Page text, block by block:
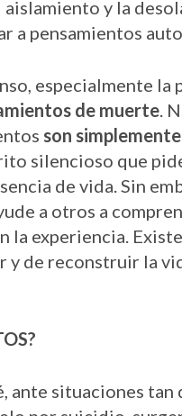
y la
a pensamientos
especialmente la
de muerte .
son
silencioso que
de vida. Sin
a otros a
la experiencia.
de reconstruir la
ante situaciones